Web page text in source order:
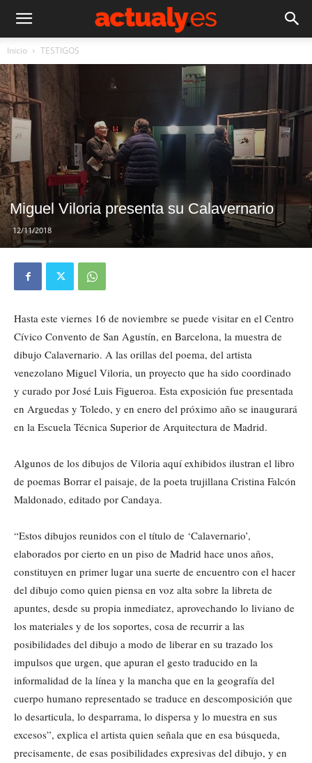
Inicio TESTIGOS
Miguel Viloria presenta su Calavernario
12/11/2018
Hasta este viernes 16 de noviembre se puede visitar en el Centro
Cívico Convento de San Agustín, en Barcelona, la muestra de
dibujo Calavernario. A las orillas del poema, del artista
venezolano Miguel Viloria, un proyecto que ha sido coordinado
y curado por José Luis Figueroa. Esta exposición fue presentada
en Arguedas y Toledo, y en enero del próximo año se inaugurará
en la Escuela Técnica Superior de Arquitectura de Madrid.
Algunos de los dibujos de Viloria aquí exhibidos ilustran el libro
de poemas Borrar el paisaje, de la poeta trujillana Cristina Falcón
Maldonado, editado por Candaya.
“Estos dibujos reunidos con el título de ‘Calavernario’,
elaborados por cierto en un piso de Madrid hace unos años,
constituyen en primer lugar una suerte de encuentro con el hacer
del dibujo como quien piensa en voz alta sobre la libreta de
apuntes, desde su propia inmediatez, aprovechando lo liviano de
los materiales y de los soportes, cosa de recurrir a las
posibilidades del dibujo a modo de liberar en su trazado los
impulsos que urgen, que apuran el gesto traducido en la
informalidad de la línea y la mancha que en la geografía del
cuerpo humano representado se traduce en descomposición que
lo desarticula, lo desparrama, lo dispersa y lo muestra en sus
excesos”, explica el artista quien señala que en esa búsqueda,
precisamente, de esas posibilidades expresivas del dibujo, y en